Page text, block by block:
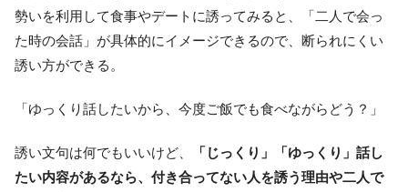
勢いを利用して食事やデートに誘ってみると、「二人で会っ
た時の会話」が具体的にイメージできるので、断られにくい
誘い方ができる。
「ゆっくり話したいから、今度ご飯でも食べながらどう？」
誘い文句は何でもいいけど、
「じっくり」「ゆっくり」話し
たい内容があるなら、付き合ってない人を誘う理由や二人で